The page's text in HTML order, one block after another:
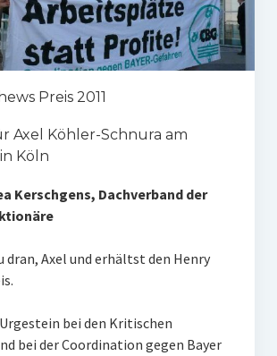
Preis 2011
Axel Köhler-Schnura am
Köln
Kerschgens, Dachverband der
dran, Axel und erhältst den Henry
bei den Kritischen
bei der Coordination gegen Bayer